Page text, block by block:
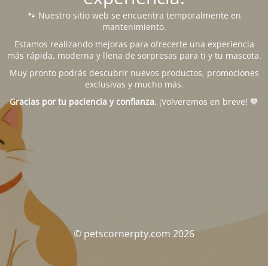
🐾 Nuestro sitio web se encuentra temporalmente en
mantenimiento.
Estamos realizando mejoras para ofrecerte una experiencia
más rápida, moderna y llena de sorpresas para ti y tu mascota.
Muy pronto podrás descubrir nuevos productos, promociones
exclusivas y mucho más.
Gracias por tu paciencia y confianza. ¡Volveremos en breve! 🧡
© petscornerpty.com 2026